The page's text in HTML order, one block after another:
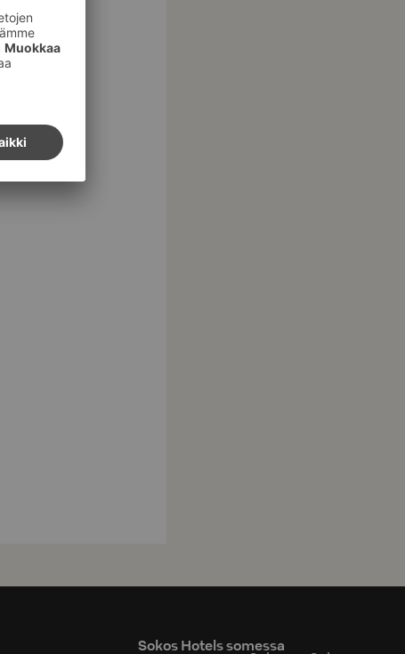
Sokos Hotels somessa